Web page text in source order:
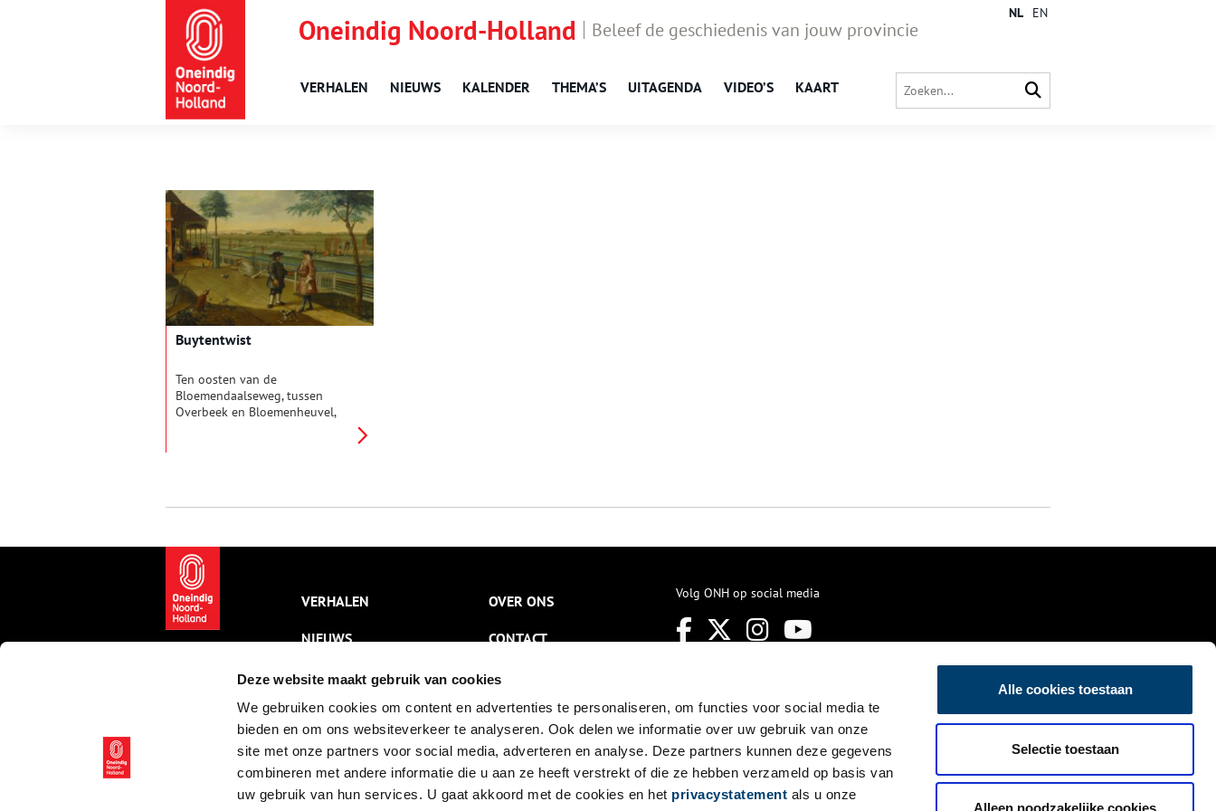
Deze website maakt gebruik van cookies
We gebruiken cookies om content en advertenties te personaliseren, om functies voor social media te
bieden en om ons websiteverkeer te analyseren. Ook delen we informatie over uw gebruik van onze
site met onze partners voor social media, adverteren en analyse. Deze partners kunnen deze gegevens
combineren met andere informatie die u aan ze heeft verstrekt of die ze hebben verzameld op basis van
uw gebruik van hun services. U gaat akkoord met de cookies en het privacystatement als u onze
Alle cookies toestaan
Selectie toestaan
Alleen noodzakelijke cookies
Oneindig Noord-Holland Beleef de geschiedenis van jouw provincie
VERHALEN NIEUWS KALENDER THEMA’S UITAGENDA VIDEO’S KAART
NL EN
Buytentwist
Ten oosten van de
Bloemendaalseweg, tussen
Overbeek en Bloemenheuvel,
terrein als blekerij en
zeventiende eeuw.
VERHALEN
NIEUWS
KALENDER
THEMA’S
ACTIVITEITEN
VIDEO’S
OVER ONS
CONTACT
NIEUWSBRIEF
DISCLAIMER
PRIVACY
TOEGANKELIJKHEID
Volg ONH op social media